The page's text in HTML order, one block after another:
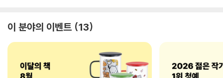
이 분야의 이벤트 13